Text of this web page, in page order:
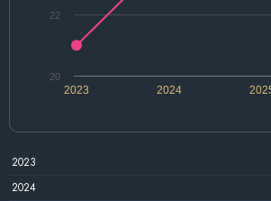
2024
2023
20
22
2023
2024